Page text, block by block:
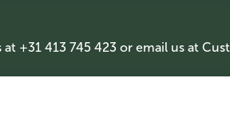
+31 413 745 423 or email us at